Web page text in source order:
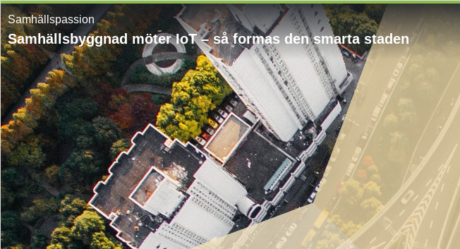
Samhällspassion
Samhällsbyggnad möter IoT – så formas den smarta staden